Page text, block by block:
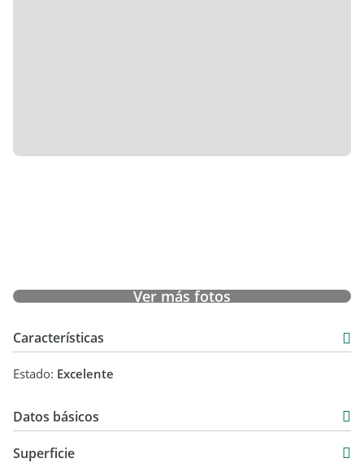
- Terraza de 36 m2.
Ver más fotos
Características
Estado: Excelente
Datos básicos
Superficie